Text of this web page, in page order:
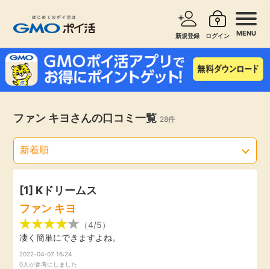
新規登録 ログイン MENU
お知らせ
新着
高還元
無料
即日還元
サービスで探す ショッピングで探す
旅行・レンタカー
エンタメ
クレジットカード
暮らし
ファン キヨさんの口コミ一覧 28件
[1] Kドリームス
ファン キヨ
（4/5）
凄く簡単にできますよね。
2022-04-07 16:24
0人が参考にしました